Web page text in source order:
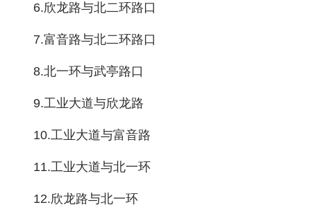
6.欣龙路与北二环路口
7.富音路与北二环路口
8.北一环与武亭路口
9.工业大道与欣龙路
10.工业大道与富音路
11.工业大道与北一环
12.欣龙路与北一环